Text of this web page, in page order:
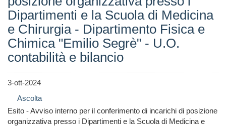
Dipartimenti e la Scuola di Medicina
e Chirurgia - Dipartimento Fisica e
Chimica "Emilio Segrè" - U.O.
contabilità e bilancio
3-ott-2024
Ascolta
Esito - Avviso interno per il conferimento di incarichi di posizione
organizzativa presso i Dipartimenti e la Scuola di Medicina e